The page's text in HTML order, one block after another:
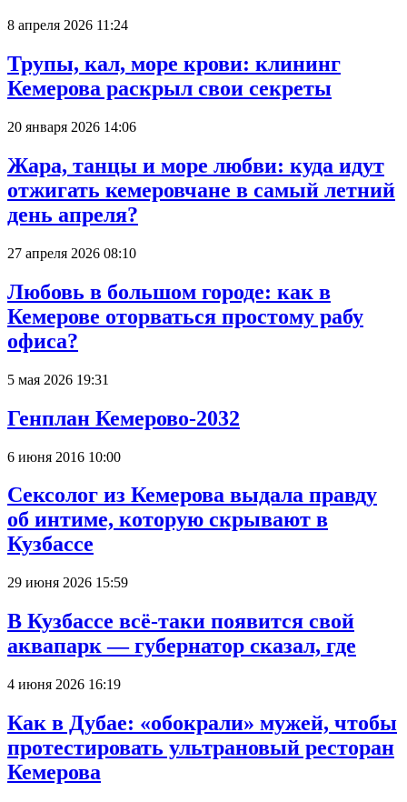
8 апреля 2026 11:24
Трупы, кал, море крови: клининг
Кемерова раскрыл свои секреты
20 января 2026 14:06
Жара, танцы и море любви: куда идут
отжигать кемеровчане в самый летний
день апреля?
27 апреля 2026 08:10
Любовь в большом городе: как в
Кемерове оторваться простому рабу
офиса?
5 мая 2026 19:31
Генплан Кемерово-2032
6 июня 2016 10:00
Сексолог из Кемерова выдала правду
об интиме, которую скрывают в
Кузбассе
29 июня 2026 15:59
В Кузбассе всё-таки появится свой
аквапарк — губернатор сказал, где
4 июня 2026 16:19
Как в Дубае: «обокрали» мужей, чтобы
протестировать ультрановый ресторан
Кемерова